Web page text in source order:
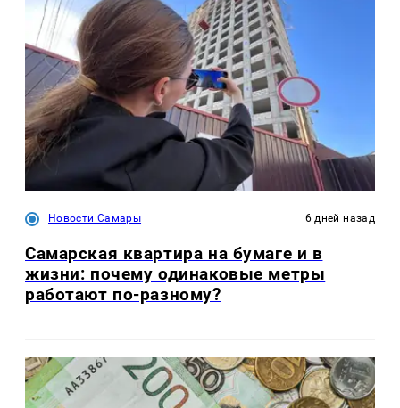
Новости Самары 6 дней назад
Самарская квартира на бумаге и в
жизни: почему одинаковые метры
работают по-разному?